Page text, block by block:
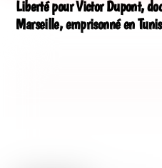
Liberté pour Victor Dupont,
Marseille, emprisonné en